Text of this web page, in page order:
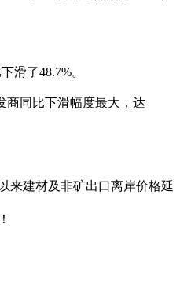
滑了48.7%。
商同比下滑幅度最大，达
来建材及非矿出口离岸价格延